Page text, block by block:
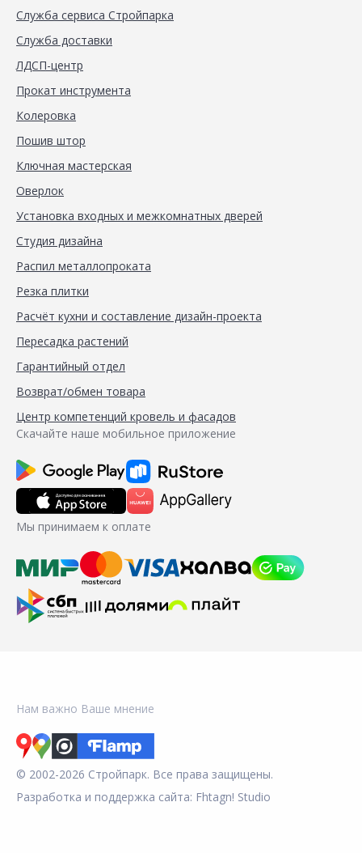
Служба сервиса Стройпарка
Служба доставки
ЛДСП-центр
Прокат инструмента
Колеровка
Пошив штор
Ключная мастерская
Оверлок
Установка входных и межкомнатных дверей
Студия дизайна
Распил металлопроката
Резка плитки
Расчёт кухни и составление дизайн-проекта
Пересадка растений
Гарантийный отдел
Возврат/обмен товара
Центр компетенций кровель и фасадов
Скачайте наше мобильное приложение
Мы принимаем к оплате
Нам важно Ваше мнение
© 2002-2026 Стройпарк. Все права защищены.
Разработка и поддержка сайта: Fhtagn! Studio